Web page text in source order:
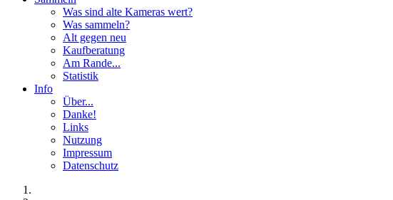
Was sind alte Kameras wert?
Was sammeln?
Alt gegen neu
Kaufberatung
Am Rande...
Statistik
Info
Über...
Danke!
Links
Nutzung
Impressum
Datenschutz